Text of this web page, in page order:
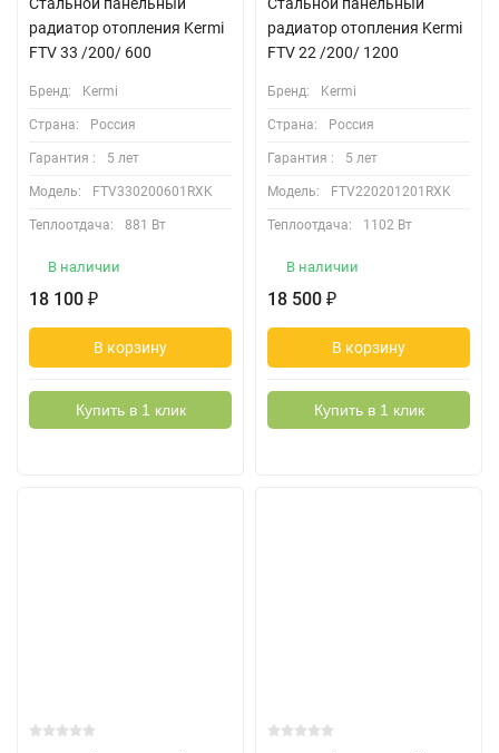
радиатор отопления Kermi
FTV 33 /200/ 600
Бренд: Kermi
Страна: Россия
Гарантия : 5 лет
Модель: FTV330200601RXK
Теплоотдача: 881 Вт
В наличии
18 100 ₽
В корзину
Купить в 1 клик
радиатор отопления Kermi
FTV 22 /200/ 1200
Бренд: Kermi
Страна: Россия
Гарантия : 5 лет
Модель: FTV220201201RXK
Теплоотдача: 1102 Вт
В наличии
18 500 ₽
В корзину
Купить в 1 клик